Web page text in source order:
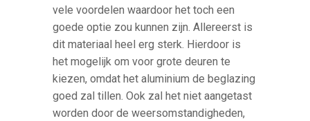
vele voordelen waardoor het toch een
goede optie zou kunnen zijn. Allereerst is
dit materiaal heel erg sterk. Hierdoor is
het mogelijk om voor grote deuren te
kiezen, omdat het aluminium de beglazing
goed zal tillen. Ook zal het niet aangetast
worden door de weersomstandigheden,